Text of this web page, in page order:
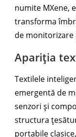
numite MXene,
transforma
de monitorizare
Apariția
Textilele
emergentă de
senzori și
structura
portabile